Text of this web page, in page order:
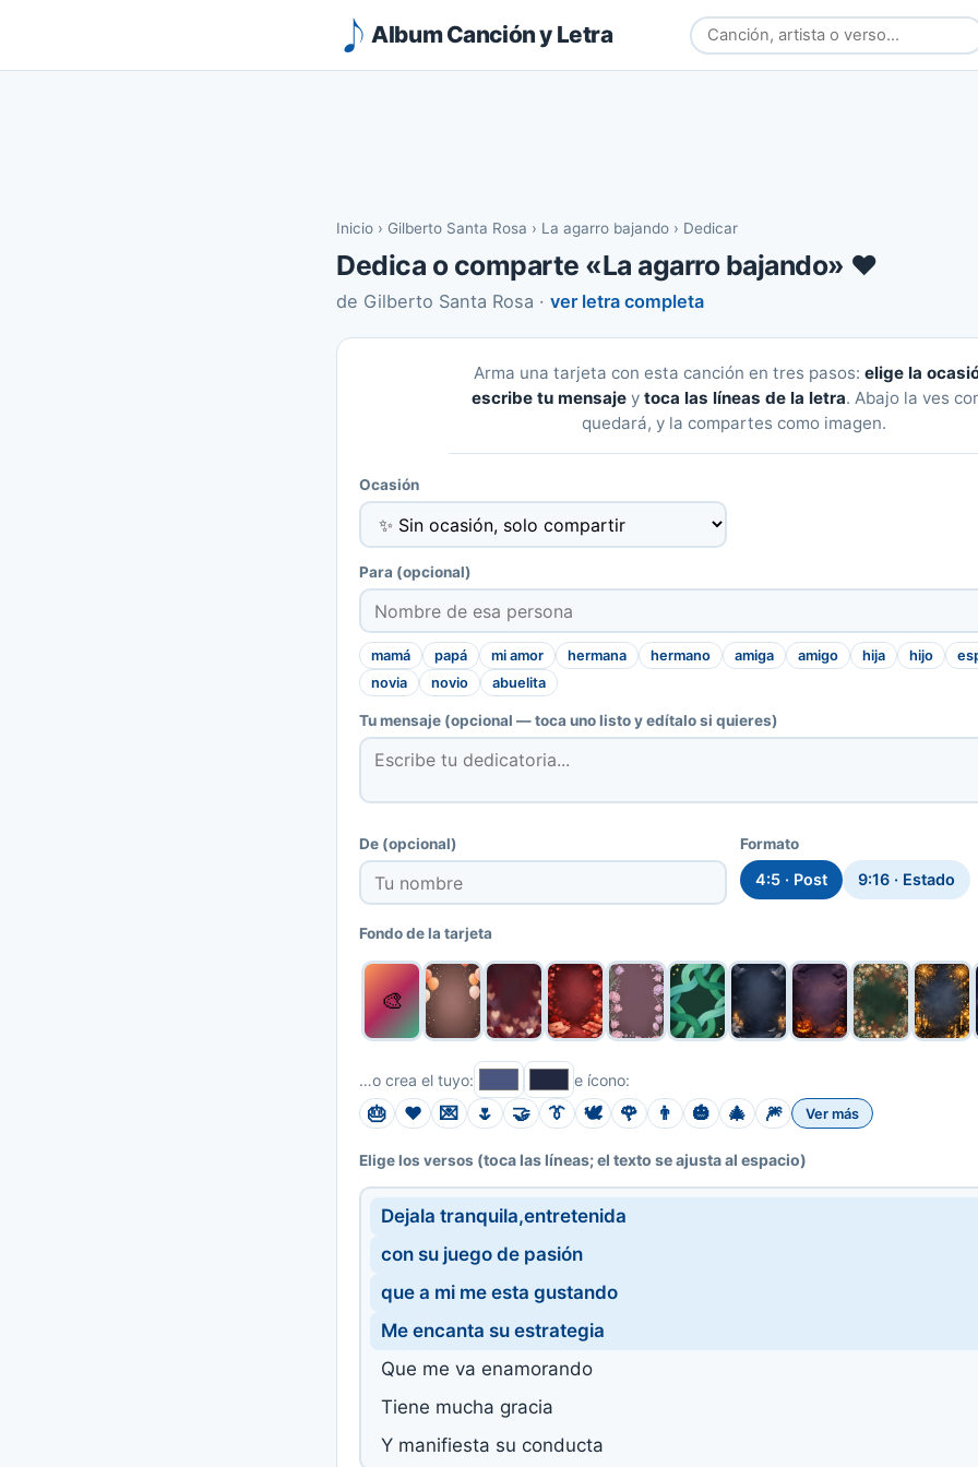
Album Canción y Letra
Inicio › Gilberto Santa Rosa › La agarro bajando › Dedicar
Dedica o comparte «La agarro bajando» ❤️
de Gilberto Santa Rosa · ver letra completa
Arma una tarjeta con esta canción en tres pasos: elige la
escribe tu mensajey toca las líneas de la letra. Abajo la ves
quedará, y la compartes como imagen.
Ocasión
Para (opcional)
mamá papá mi amor hermana hermano amiga amigo hija hijo
novia
novio abuelita
Tu mensaje (opcional — toca uno listo y edítalo si quieres)
De (opcional) Formato
4:5 · Post 9:16 · Estado
Fondo de la tarjeta
🎨
…o crea el tuyo: e ícono:
🎂 ❤️ 💌 🌷 🤝 👔 🕊️ 🌹 👨 🎃 🎄 🎆 Ver más
Elige los versos (toca las líneas; el texto se ajusta al espacio)
Dejala tranquila,entretenida
con su juego de pasión
que a mi me esta gustando
Me encanta su estrategia
Que me va enamorando
Tiene mucha gracia
Y manifiesta su conducta